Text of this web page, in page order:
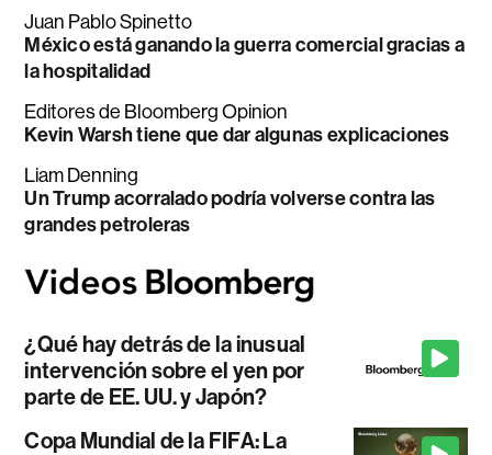
Juan Pablo Spinetto
México está ganando la guerra comercial gracias a
la hospitalidad
Editores de Bloomberg Opinion
Kevin Warsh tiene que dar algunas explicaciones
Liam Denning
Un Trump acorralado podría volverse contra las
grandes petroleras
¿Qué hay detrás de la inusual
intervención sobre el yen por
parte de EE. UU. y Japón?
Copa Mundial de la FIFA: La